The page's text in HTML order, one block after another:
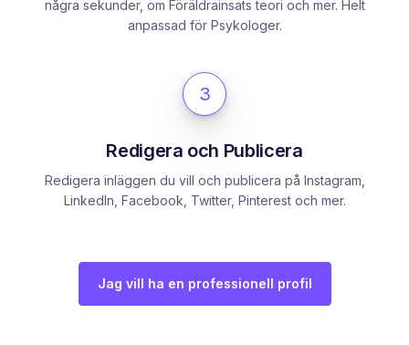
några sekunder, om Föräldrainsats teori och mer. Helt
anpassad för Psykologer.
3
Redigera och Publicera
Redigera inläggen du vill och publicera på Instagram,
LinkedIn, Facebook, Twitter, Pinterest och mer.
Jag vill ha en professionell profil